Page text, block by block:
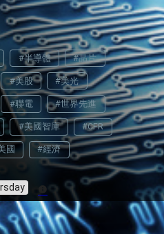
#半導體 #晶片
#美股 #美光
#聯電 #世界先進
#美國智庫 #CFR
國 #經濟
info